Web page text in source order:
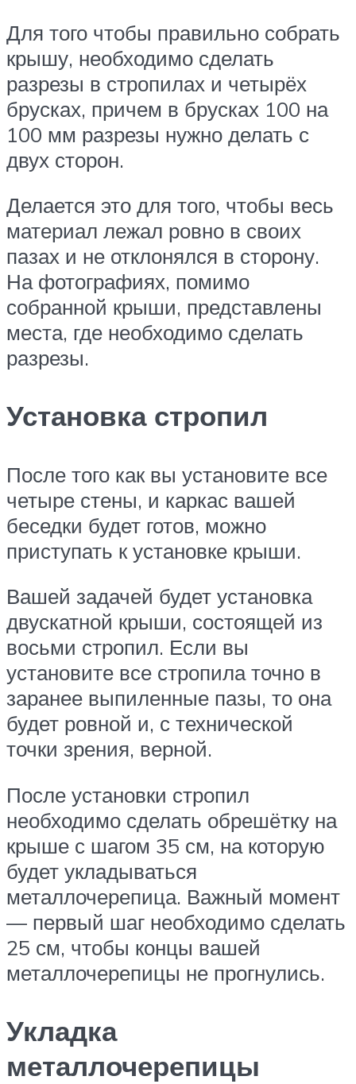
Для того чтобы правильно собрать
крышу, необходимо сделать
разрезы в стропилах и четырёх
брусках, причем в брусках 100 на
100 мм разрезы нужно делать с
двух сторон.
Делается это для того, чтобы весь
материал лежал ровно в своих
пазах и не отклонялся в сторону.
На фотографиях, помимо
собранной крыши, представлены
места, где необходимо сделать
разрезы.
Установка стропил
После того как вы установите все
четыре стены, и каркас вашей
беседки будет готов, можно
приступать к установке крыши.
Вашей задачей будет установка
двускатной крыши, состоящей из
восьми стропил. Если вы
установите все стропила точно в
заранее выпиленные пазы, то она
будет ровной и, с технической
точки зрения, верной.
После установки стропил
необходимо сделать обрешётку на
крыше с шагом 35 см, на которую
будет укладываться
металлочерепица. Важный момент
— первый шаг необходимо сделать
25 см, чтобы концы вашей
металлочерепицы не прогнулись.
Укладка
металлочерепицы